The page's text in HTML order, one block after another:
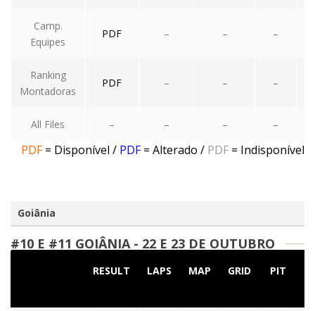
Camp.
Equipes
PDF – – –
Ranking
Montadoras
PDF – – –
All Files – – – –
PDF = Disponível / PDF = Alterado / PDF = Indisponível
Goiânia
#10 E #11 GOIÂNIA - 22 E 23 DE OUTUBRO
RESULT LAPS MAP GRID PIT